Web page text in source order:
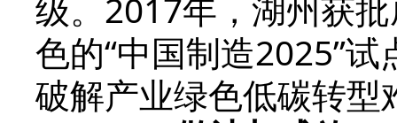
级。2017年，湖州获
色的“中国制造2025”
破解产业绿色低碳转